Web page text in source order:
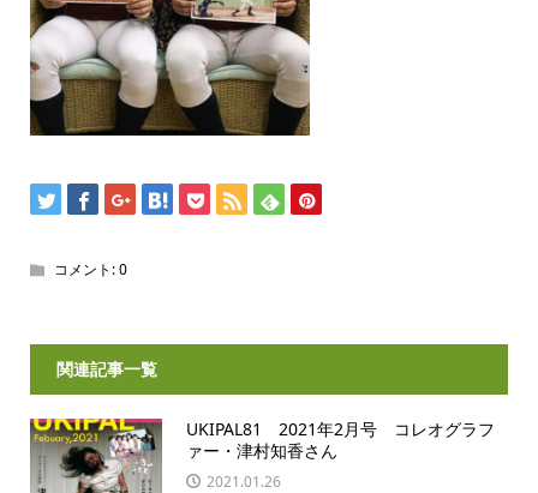
コメント:0
関連記事一覧
UKIPAL81 2021年2月号 コレオグラフ
ァー・津村知香さん
2021.01.26